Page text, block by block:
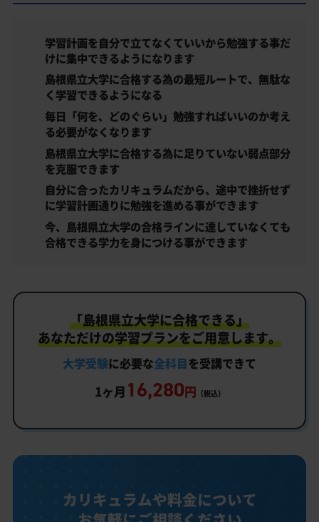
学習計画を自分で立てなくていいから勉強する事だ
けに集中できるようになります
島根県立大学に合格する為の最短ルートで、無駄な
く学習できるようになる
毎日「何を、どのぐらい」勉強すればいいのか考え
る必要がなくなります
島根県立大学に合格する為に足りていない弱点部分
を克服できます
自分に合ったカリキュラムだから、途中で挫折せず
に学習計画通りに勉強を進める事ができます
今、島根県立大学の合格ラインに達していなくても
合格できる学力を身につける事ができます
「島根県立大学に合格できる」
あなただけの学習プランをご用意します。
大学受験に必要な全科目を受講できて
1ヶ月 16,280円 （税込）
カリキュラムや料金について